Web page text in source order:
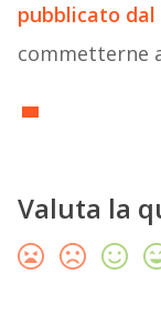
pubblicato dal
commetterne
Valuta la